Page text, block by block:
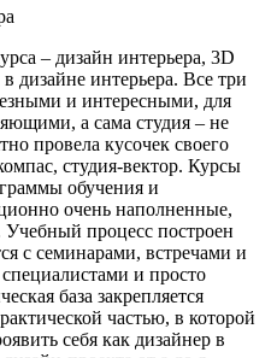
– дизайн интерьера, 3D
дизайне интерьера. Все три
и интересными, для
а сама студия – не
провела кусочек своего
студия-вектор. Курсы
обучения и
очень наполненные,
процесс построен
с семинарами, встречами и
и просто
база закрепляется
частью, в которой
себя как дизайнер в